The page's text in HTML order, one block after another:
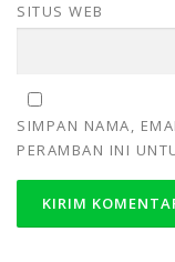
SITUS WEB
SIMPAN NAMA,
PERAMBAN INI